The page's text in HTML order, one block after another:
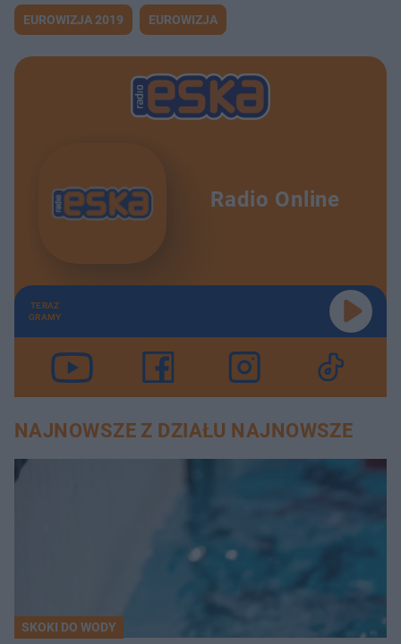
EUROWIZJA 2019 EUROWIZJA
Radio Online
TERAZ
GRAMY
NAJNOWSZE Z DZIAŁU NAJNOWSZE
SKOKI DO WODY